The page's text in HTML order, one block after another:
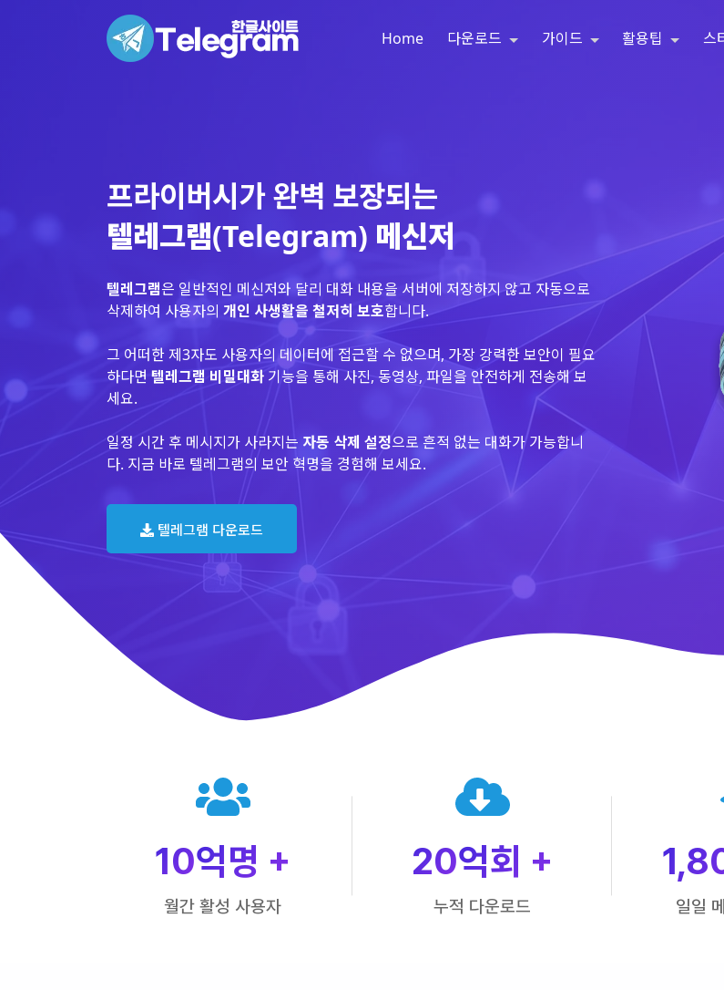
Home 다운로드 가이드 활용팁 스
프라이버시가 완벽 보장되는
텔레그램(Telegram) 메신저
텔레그램은 일반적인 메신저와 달리 대화 내용을 서버에 저장하지 않고 자동으로
삭제하여 사용자의 개인 사생활을 철저히 보호합니다.
그 어떠한 제3자도 사용자의 데이터에 접근할 수 없으며, 가장 강력한 보안이 필요
하다면 텔레그램 비밀대화 기능을 통해 사진, 동영상, 파일을 안전하게 전송해 보
세요.
일정 시간 후 메시지가 사라지는 자동 삭제 설정으로 흔적 없는 대화가 가능합니
다. 지금 바로 텔레그램의 보안 혁명을 경험해 보세요.
텔레그램 다운로드
텔레그램 글로벌 이용 통계
10억명 +
월간 활성 사용자
20억회 +
누적 다운로드 일일